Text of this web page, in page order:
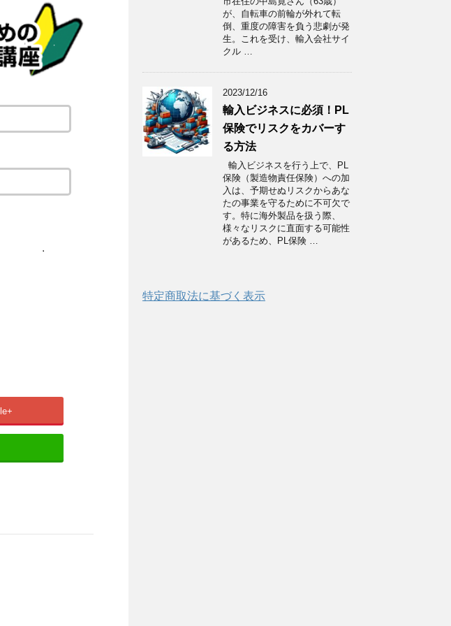
が、自転車の前輪が外れて転
倒、重度の障害を負う悲劇が発
生。これを受け、輸入会社サイ
クル …
2023/12/16
輸入ビジネスに必須！PL
保険でリスクをカバーす
る方法
輸入ビジネスを行う上で、PL
保険（製造物責任保険）への加
入は、予期せぬリスクからあな
たの事業を守るために不可欠で
す。特に海外製品を扱う際、
様々なリスクに直面する可能性
があるため、PL保険 …
特定商取法に基づく表示